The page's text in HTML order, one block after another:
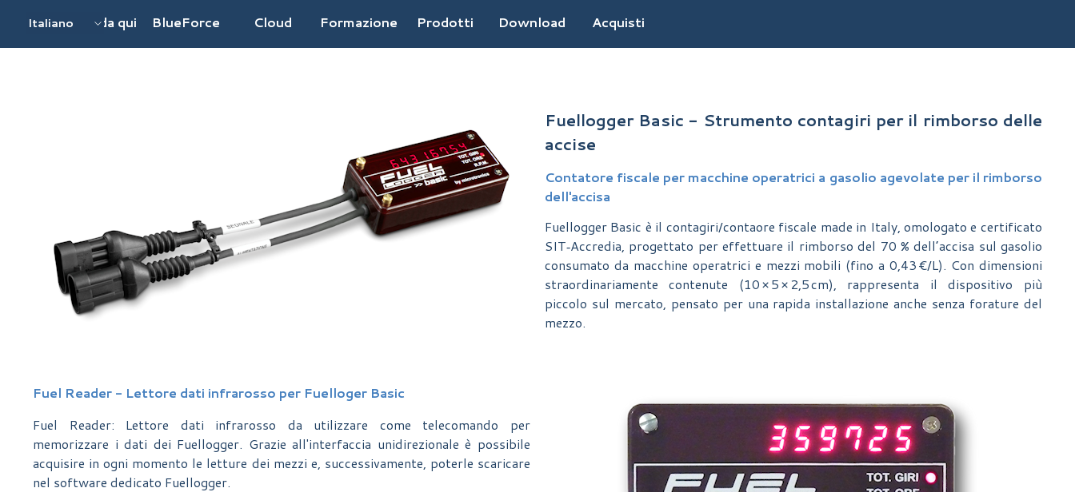
Salta menù
Inizia da qui BlueForce Cloud Formazione Prodotti Download Acquisti
Italiano
English UK
Fuellogger Basic - Strumento contagiri per il rimborso delle
accise
Contatore fiscale per macchine operatrici a gasolio agevolate per il rimborso
dell'accisa
Fuellogger Basic è il contagiri/contaore fiscale made in Italy, omologato e certificato
SIT‑Accredia, progettato per effettuare il rimborso del 70 % dell’accisa sul gasolio
consumato da macchine operatrici e mezzi mobili (fino a 0,43 €/L). Con dimensioni
straordinariamente contenute (10 × 5 × 2,5 cm), rappresenta il dispositivo più
piccolo sul mercato, pensato per una rapida installazione anche senza forature del
mezzo.
Fuel Reader - Lettore dati infrarosso per Fuelloger Basic
Fuel Reader: Lettore dati infrarosso da utilizzare come telecomando per
memorizzare i dati dei Fuellogger. Grazie all'interfaccia unidirezionale è possibile
acquisire in ogni momento le letture dei mezzi e, successivamente, poterle scaricare
nel software dedicato Fuellogger.